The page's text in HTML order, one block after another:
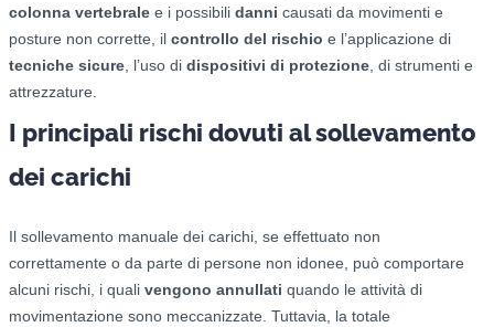
colonna vertebrale e i possibili danni causati da movimenti e
posture non corrette, il controllo del rischio e l’applicazione di
tecniche sicure , l’uso di dispositivi di protezione , di strumenti e
attrezzature.
I principali rischi dovuti al sollevamento
dei carichi
Il sollevamento manuale dei carichi, se effettuato non
correttamente o da parte di persone non idonee, può comportare
alcuni rischi, i quali vengono annullati quando le attività di
movimentazione sono meccanizzate. Tuttavia, la totale